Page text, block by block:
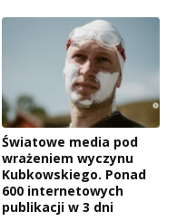
Światowe media pod
wrażeniem wyczynu
Kubkowskiego. Ponad
600 internetowych
publikacji w 3 dni